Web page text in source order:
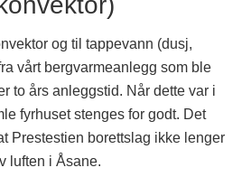
og til tappevann (dusj,
vårt bergvarmeanlegg som ble
to års anleggstid. Når dette var i
fyrhuset stenges for godt. Det
Prestestien borettslag ikke lenger
luften i Åsane.